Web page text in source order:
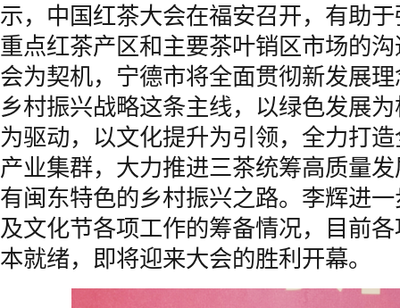
示，中国红茶大会在福安召开，有助
重点红茶产区和主要茶叶销区市场的
会为契机，宁德市将全面贯彻新发展
乡村振兴战略这条主线，以绿色发展
为驱动，以文化提升为引领，全力打
产业集群，大力推进三茶统筹高质量
有闽东特色的乡村振兴之路。李辉进
及文化节各项工作的筹备情况，目前
本就绪，即将迎来大会的胜利开幕。